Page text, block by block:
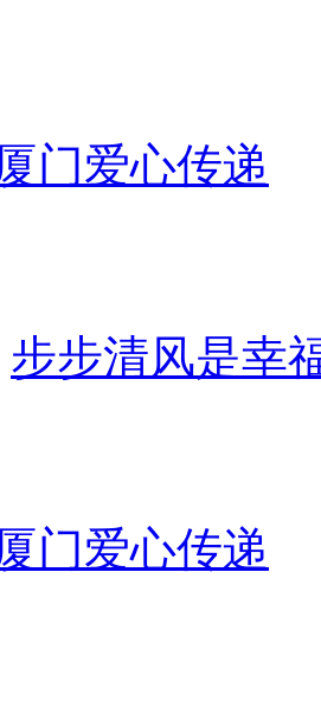
门爱心传递
步步清风是幸
门爱心传递